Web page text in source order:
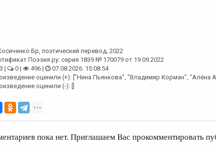
Бр, поэтический перевод, 2022
Поэзия.ру: серия 1839 № 170079 от 19.09.2022
3 |
0 | 496 |
07.08.2026. 15:08:54
оценили (+): ["Нина Пьянкова", "Владимир Корман", "Алёна
оценили (-): []
пока нет. Приглашаем Вас прокомментировать